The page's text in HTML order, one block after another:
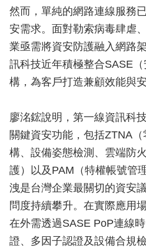
然而，單純的網路連線服務
安需求。面對勒索病毒肆虐
業亟需將資安防護融入網路
訊科技近年積極整合SASE
構，為客戶打造兼顧效能與
廖洺鋐說明，第一線資訊科
關鍵資安功能，包括ZTNA
構、設備姿態檢測、雲端防
護）以及PAM（特權帳號管
洩是台灣企業最關切的資安
問度持續攀升。在實際應用
在外需透過SASE PoP連線
證、多因子認證及設備合規